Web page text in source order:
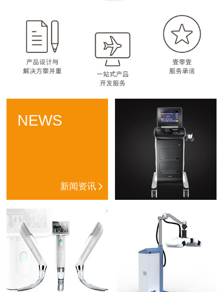
NEWS
新闻资讯